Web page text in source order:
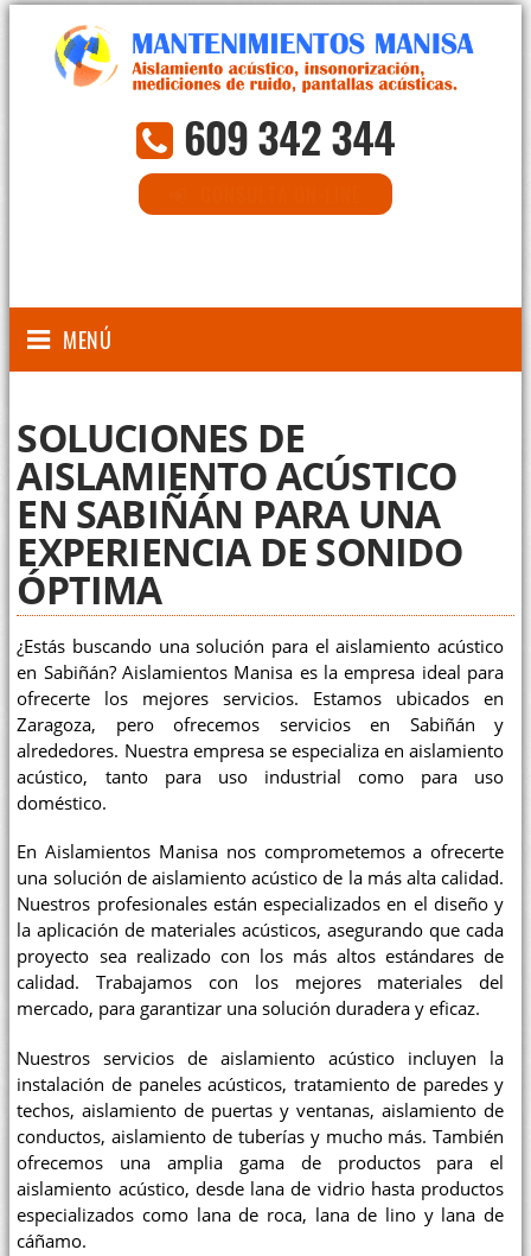
609 342 344
MENÚ
SOLUCIONES DE
AISLAMIENTO ACÚSTICO
EN SABIÑÁN PARA UNA
EXPERIENCIA DE SONIDO
ÓPTIMA
¿Estás buscando una solución para el aislamiento acústico
en Sabiñán? Aislamientos Manisa es la empresa ideal para
ofrecerte los mejores servicios. Estamos ubicados en
Zaragoza, pero ofrecemos servicios en Sabiñán y
alrededores. Nuestra empresa se especializa en aislamiento
acústico, tanto para uso industrial como para uso
doméstico.
En Aislamientos Manisa nos comprometemos a ofrecerte
una solución de aislamiento acústico de la más alta calidad.
Nuestros profesionales están especializados en el diseño y
la aplicación de materiales acústicos, asegurando que cada
proyecto sea realizado con los más altos estándares de
calidad. Trabajamos con los mejores materiales del
mercado, para garantizar una solución duradera y eficaz.
Nuestros servicios de aislamiento acústico incluyen la
instalación de paneles acústicos, tratamiento de paredes y
techos, aislamiento de puertas y ventanas, aislamiento de
conductos, aislamiento de tuberías y mucho más. También
ofrecemos una amplia gama de productos para el
aislamiento acústico, desde lana de vidrio hasta productos
especializados como lana de roca, lana de lino y lana de
cáñamo.